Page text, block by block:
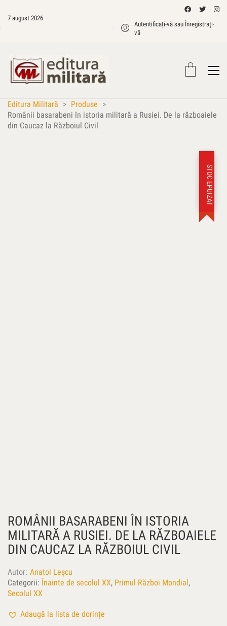
7 august 2026
Autentificați-vă sau Înregistrați-
vă
Editura Militară > Produse >
Românii basarabeni în istoria militară a Rusiei. De la războaiele
din Caucaz la Războiul Civil
STOC EPUIZAT
ROMÂNII BASARABENI ÎN ISTORIA
MILITARĂ A RUSIEI. DE LA RĂZBOAIELE
DIN CAUCAZ LA RĂZBOIUL CIVIL
Autor Anatol Leşcu
Categorii: Înainte de secolul XX, Primul Război Mondial ,
Secolul XX
Adaugă la lista de dorințe